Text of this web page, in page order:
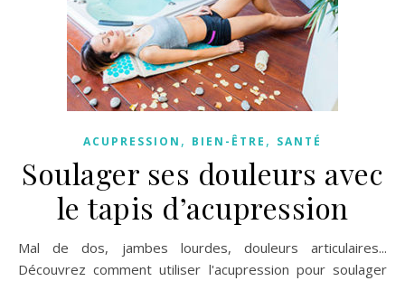
ACUPRESSION , BIEN-ÊTRE , SANTÉ
Soulager ses douleurs avec
le tapis d’acupression
Mal de dos, jambes lourdes, douleurs articulaires...
Découvrez comment utiliser l'acupression pour soulager